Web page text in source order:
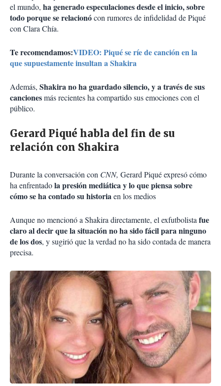
el mundo, ha generado especulaciones desde el inicio, sobre
todo porque se relacionócon rumores de infidelidad de Piqué
con Clara Chía.
Te recomendamos:VIDEO: Piqué se ríe de canción en la
que supuestamente insultan a Shakira
Además, Shakira no ha guardado silencio, y a través de sus
cancionesmás recientes ha compartido sus emociones con el
público.
Gerard Piqué habla del fin de su
relación con Shakira
Durante la conversación con CNN, Gerard Piqué expresó cómo
ha enfrentadola presión mediática y lo que piensa sobre
cómo se ha contado su historiaen los medios
Aunque no mencionó a Shakira directamente, el exfutbolistafue
claro al decir que la situación no ha sido fácil para ninguno
de los dos, y sugirió que la verdad no ha sido contada de manera
precisa.